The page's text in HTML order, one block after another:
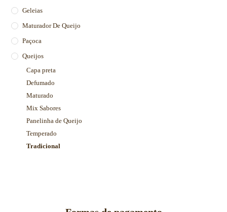
Geleias
Maturador De Queijo
Paçoca
Queijos
Capa preta
Defumado
Maturado
Mix Sabores
Panelinha de Queijo
Temperado
Tradicional